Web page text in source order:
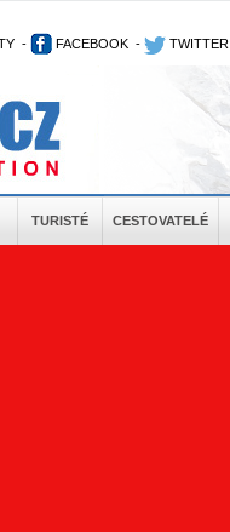
- FACEBOOK - TWITTER
TURISTÉ CESTOVATELÉ